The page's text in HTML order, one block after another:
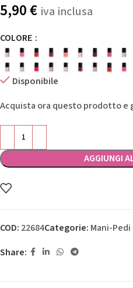
5,90€ iva inclusa
COLORE
Disponibile
Acquista ora questo prodotto e
AGGIUNGI
COD: 22684Categorie: Mani-
Share: